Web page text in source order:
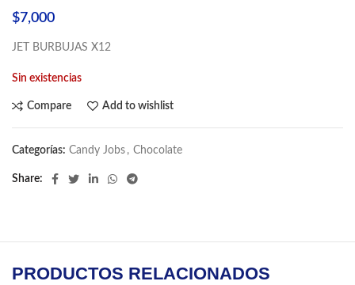
$7,000
JET BURBUJAS X12
Sin existencias
Compare Add to wishlist
Categorías: Candy Jobs , Chocolate
Share
PRODUCTOS RELACIONADOS